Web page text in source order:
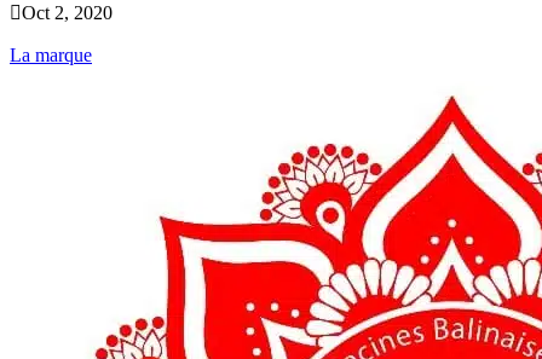
Oct 2, 2020
La marque